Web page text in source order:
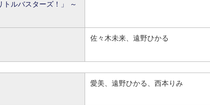
ルバスターズ！」 ～
佐々木未来、遠野ひかる
愛美、遠野ひかる、西本りみ